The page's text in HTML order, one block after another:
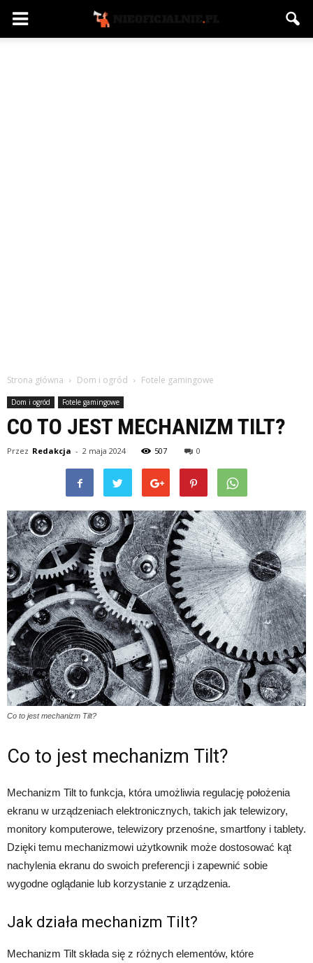
Strona główna Dom i ogród Fotele gamingowe
Dom i ogród Fotele gamingowe
CO TO JEST MECHANIZM TILT?
Przez Redakcja - 2 maja 2024 507 0
Co to jest mechanizm Tilt?
Co to jest mechanizm Tilt?
Mechanizm Tilt to funkcja, która umożliwia regulację położenia
ekranu w urządzeniach elektronicznych, takich jak telewizory,
monitory komputerowe, telewizory przenośne, smartfony i tablety.
Dzięki temu mechanizmowi użytkownik może dostosować kąt
nachylenia ekranu do swoich preferencji i zapewnić sobie
wygodne oglądanie lub korzystanie z urządzenia.
Jak działa mechanizm Tilt?
Mechanizm Tilt składa się z różnych elementów, które